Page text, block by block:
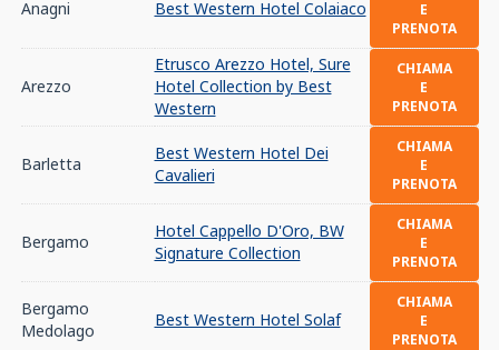
Anagni Best Western Hotel Colaiaco
E
PRENOTA
Arezzo
Etrusco Arezzo Hotel, Sure
Hotel Collection by Best
Western
CHIAMA
E
PRENOTA
Barletta
Best Western Hotel Dei
Cavalieri
CHIAMA
E
PRENOTA
Bergamo
Hotel Cappello D'Oro, BW
Signature Collection
CHIAMA
E
PRENOTA
Bergamo
Medolago
Best Western Hotel Solaf
CHIAMA
E
PRENOTA